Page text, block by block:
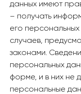
данных имеют
– получать
его
случаев,
законами.
персональных
форме, и в них не
персональные